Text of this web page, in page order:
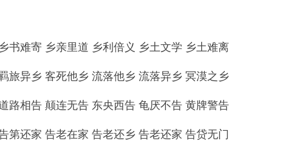
难寄 乡亲里道 乡利倍义 乡土文学 乡土难离
异乡 客死他乡 流落他乡 流落异乡 冥漠之乡
相告 颠连无告 东央西告 龟厌不告 黄牌警告
还家 告老在家 告老还乡 告老还家 告贷无门